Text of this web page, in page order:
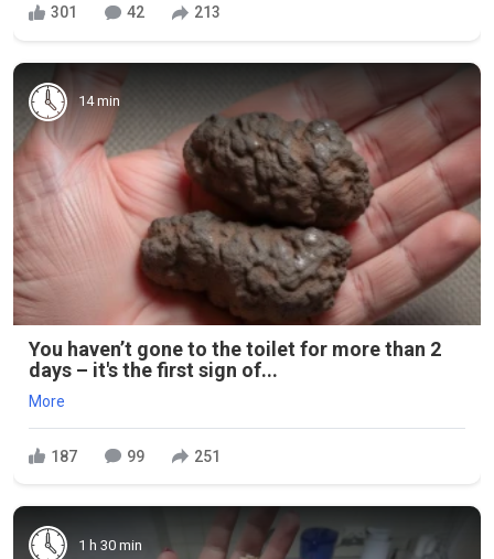
301 42 213
14 min
You haven’t gone to the toilet for more than 2
days – it's the first sign of...
More
187 99 251
1 h 30 min